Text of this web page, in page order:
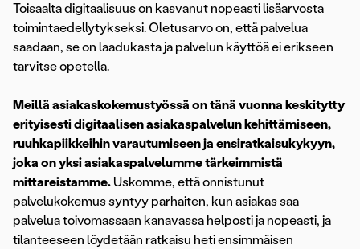
Toisaalta digitaalisuus on kasvanut nopeasti lisäarvosta
toimintaedellytykseksi. Oletusarvo on, että palvelua
saadaan, se on laadukasta ja palvelun käyttöä ei erikseen
tarvitse opetella.
Meillä asiakaskokemustyössä on tänä vuonna keskitytty
erityisesti digitaalisen asiakaspalvelun kehittämiseen,
ruuhkapiikkeihin varautumiseen ja ensiratkaisukykyyn,
joka on yksi asiakaspalvelumme tärkeimmistä
mittareistamme. Uskomme, että onnistunut
palvelukokemus syntyy parhaiten, kun asiakas saa
palvelua toivomassaan kanavassa helposti ja nopeasti, ja
tilanteeseen löydetään ratkaisu heti ensimmäisen